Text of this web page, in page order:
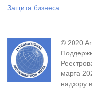
Защита бизнеса
© 2020
марта
надзору